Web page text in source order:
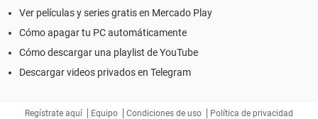
Ver películas y series gratis en Mercado Play
Cómo apagar tu PC automáticamente
Cómo descargar una playlist de YouTube
Descargar videos privados en Telegram
Regístrate aquí Equipo Condiciones de uso Política de privacidad